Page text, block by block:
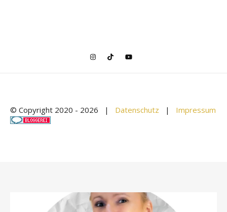
© Copyright 2020 - 2026 | Datenschutz | Impressum